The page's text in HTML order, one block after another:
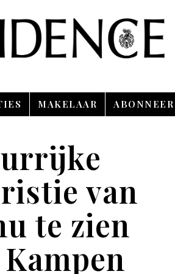
MAKELAAR ABONNEER
van
te zien